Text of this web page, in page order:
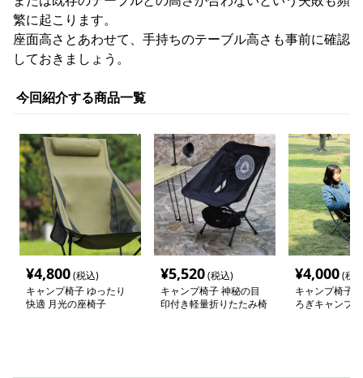
繁に起こります。
座面高さとあわせて、手持ちのテーブル高さも事前に確認
しておきましょう。
今回紹介する商品一覧
¥4,800(税込)
キャンプ椅子 ゆったり
快適 月光の座椅子
¥5,520(税込)
キャンプ椅子 神秘の目
印付き軽量折りたたみ椅
¥4,000(税
キャンプ椅子
ろぎキャンプ